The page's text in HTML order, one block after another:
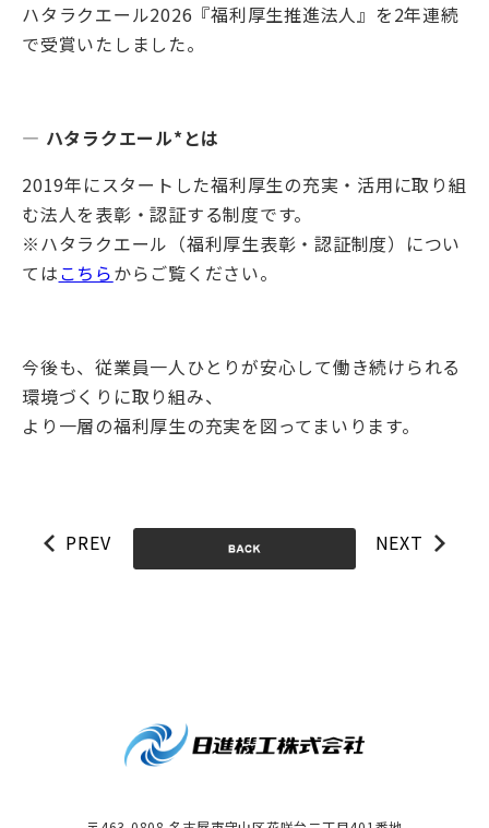
ハタラクエール2026『福利厚生推進法人』を2年連続
で受賞いたしました。
― ハタラクエール*とは
2019年にスタートした福利厚生の充実・活用に取り組
む法人を表彰・認証する制度です。
※ハタラクエール（福利厚生表彰・認証制度）につい
てはこちらからご覧ください。
今後も、従業員一人ひとりが安心して働き続けられる
環境づくりに取り組み、
より一層の福利厚生の充実を図ってまいります。
PREV NEXT